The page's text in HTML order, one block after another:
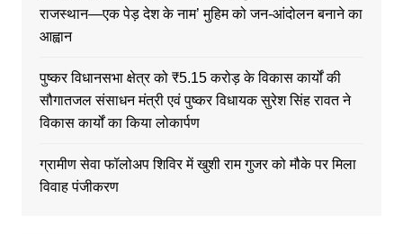
राजस्थान—एक पेड़ देश के नाम’ मुहिम को जन-आंदोलन बनाने का
आह्वान
पुष्कर विधानसभा क्षेत्र को ₹5.15 करोड़ के विकास कार्यों की
सौगातजल संसाधन मंत्री एवं पुष्कर विधायक सुरेश सिंह रावत ने
विकास कार्यों का किया लोकार्पण
ग्रामीण सेवा फॉलोअप शिविर में खुशी राम गुजर को मौके पर मिला
विवाह पंजीकरण